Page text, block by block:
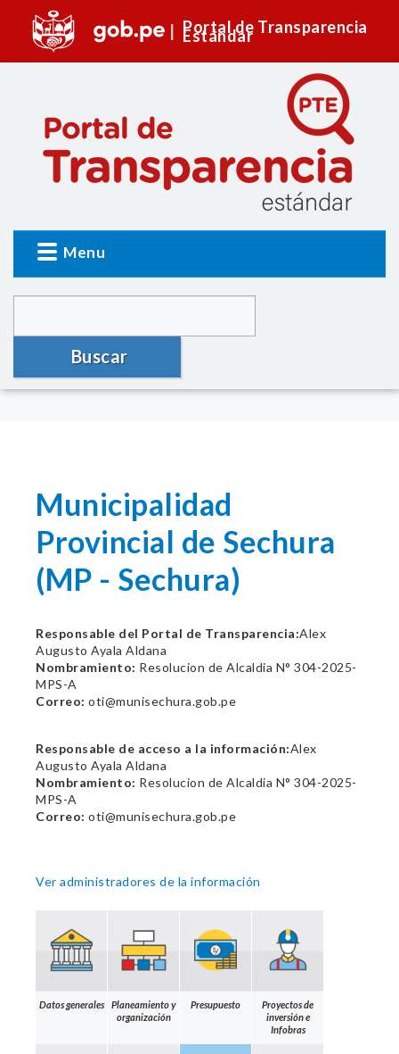
Portal de Transparencia
Estándar
Menu
Buscar
Municipalidad
Provincial de Sechura
(MP - Sechura)
Responsable del Portal de Transparencia:Alex
Augusto Ayala Aldana
Nombramiento: Resolucion de Alcaldia N° 304-2025-
MPS-A
Correo: oti@munisechura.gob.pe
Responsable de acceso a la información:Alex
Augusto Ayala Aldana
Nombramiento: Resolucion de Alcaldia N° 304-2025-
MPS-A
Correo: oti@munisechura.gob.pe
Ver administradores de la información
Datos generales
Planeamiento y
organización
Presupuesto
Proyectos de
inversión e
Infobras